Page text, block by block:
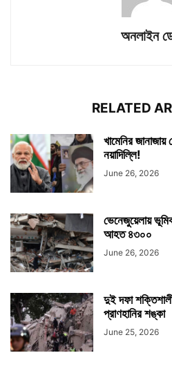
অনলাইন
RELATED
খামেনির
নয়াদিল্লি!
June 26, 2026
ভেনেজুয়েলায়
আহত ৪৩০০
June 26, 2026
দুই দফা
প্রাণহানির শঙ্কা
June 25, 2026